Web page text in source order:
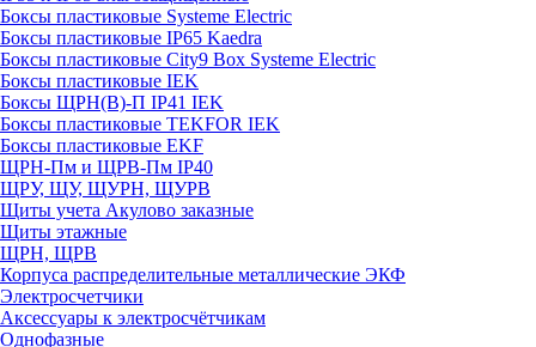
Боксы пластиковые Systeme Electric
Боксы пластиковые IP65 Kaedra
Боксы пластиковые City9 Box Systeme Electric
Боксы пластиковые IEK
Боксы ЩРН(В)-П IP41 IEK
Боксы пластиковые TEKFOR IEK
Боксы пластиковые EKF
ЩРН-Пм и ЩРВ-Пм IP40
ЩРУ, ЩУ, ЩУРН, ЩУРВ
Щиты учета Акулово заказные
Щиты этажные
ЩРН, ЩРВ
Корпуса распределительные металлические ЭКФ
Электросчетчики
Аксессуары к электросчётчикам
Однофазные